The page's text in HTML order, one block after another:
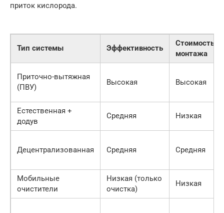
приток кислорода.
Тип системы Эффективность
Стоимость
монтажа
Приточно-вытяжная
(ПВУ)
Высокая Высокая
Естественная +
додув
Средняя Низкая
Децентрализованная Средняя Средняя
Мобильные
очистители
Низкая (только
очистка)
Низкая